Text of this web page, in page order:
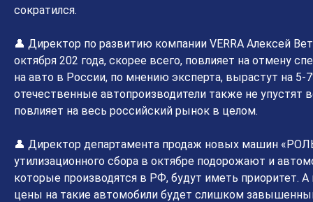
сократился.
👤 Директор по развитию компании VERRA Алексей
октября 202 года, скорее всего, повлияет на отмену
на авто в России, по мнению эксперта, вырастут на
отечественные автопроизводители также не упустят
повлияет на весь российский рынок в целом.
👤 Директор департамента продаж новых машин
утилизационного сбора в октябре подорожают и
которые производятся в РФ, будут иметь приоритет.
цены на такие автомобили будет слишком